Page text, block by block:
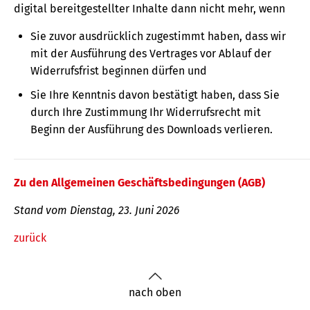
digital bereitgestellter Inhalte dann nicht mehr, wenn
Sie zuvor ausdrücklich zugestimmt haben, dass wir
mit der Ausführung des Vertrages vor Ablauf der
Widerrufsfrist beginnen dürfen und
Sie Ihre Kenntnis davon bestätigt haben, dass Sie
durch Ihre Zustimmung Ihr Widerrufsrecht mit
Beginn der Ausführung des Downloads verlieren.
Zu den Allgemeinen Geschäftsbedingungen (AGB)
Stand vom Dienstag, 23. Juni 2026
zurück
nach oben